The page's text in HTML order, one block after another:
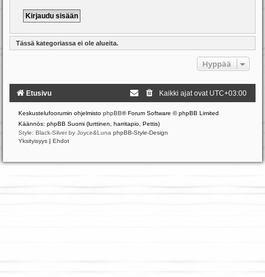
Tässä kategoriassa ei ole alueita.
Hyppää
Etusivu Kaikki ajat ovat UTC+03:00
Keskustelufoorumin ohjelmisto phpBB® Forum Software © phpBB Limited
Käännös: phpBB Suomi (lurttinen, harritapio, Pettis)
Style: Black-Silver by Joyce&Luna phpBB-Style-Design
Yksityisyys | Ehdot